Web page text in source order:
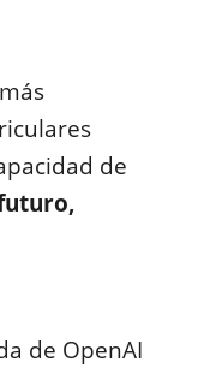
de
de OpenAI